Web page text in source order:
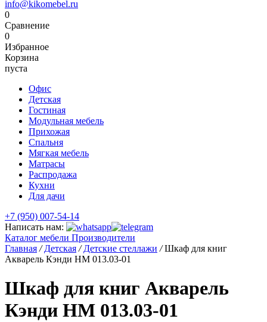
info@kikomebel.ru
0
Сравнение
0
Избранное
Корзина
пуста
Офис
Детская
Гостиная
Модульная мебель
Прихожая
Спальня
Мягкая мебель
Матрасы
Распродажа
Кухни
Для дачи
+7 (950) 007-54-14
Написать нам:
Каталог мебели Производители
Главная / Детская / Детские стеллажи / Шкаф для книг
Акварель Кэнди НМ 013.03-01
Шкаф для книг Акварель
Кэнди НМ 013.03-01